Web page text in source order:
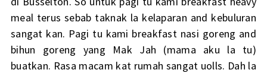
meal terus sebab taknak la kelaparan and kebuluran
sangat kan. Pagi tu kami breakfast nasi goreng and
bihun goreng yang Mak Jah (mama aku la tu)
buatkan. Rasa macam kat rumah sangat uolls. Dah la